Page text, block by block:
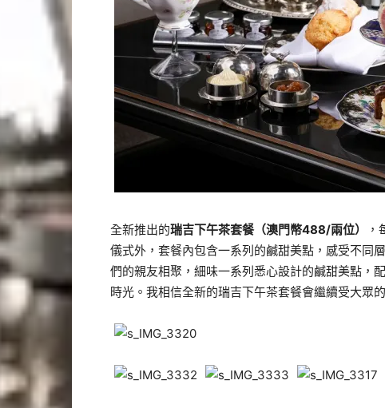
全新推出的瑞吉下午茶套餐（澳門幣488/兩位）
儀式外，套餐內包含一系列的鹹甜美點，感受不同
們的親友相聚，細味一系列悉心設計的鹹甜美點，
時光。我相信全新的瑞吉下午茶套餐會繼續受大眾